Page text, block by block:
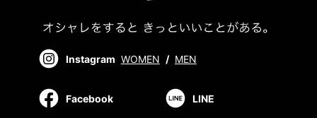
Instagram WOMEN / MEN
Facebook LINE